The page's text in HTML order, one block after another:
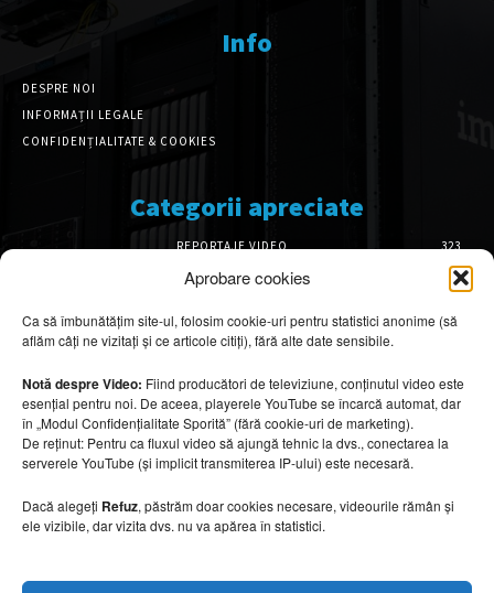
Aprobare cookies
Ca să îmbunătățim site-ul, folosim cookie-uri pentru statistici anonime (să
aflăm câți ne vizitați și ce articole citiți), fără alte date sensibile.
Notă despre Video: Fiind producători de televiziune, conținutul video este
esențial pentru noi. De aceea, playerele YouTube se încarcă automat, dar
în „Modul Confidențialitate Sporită” (fără cookie-uri de marketing).
De reținut: Pentru ca fluxul video să ajungă tehnic la dvs., conectarea la
serverele YouTube (și implicit transmiterea IP-ului) este necesară.
Dacă alegeți Refuz, păstrăm doar cookies necesare, videourile rămân și
ele vizibile, dar vizita dvs. nu va apărea în statistici.
Info
DESPRE NOI
INFORMAȚII LEGALE
CONFIDENȚIALITATE & COOKIES
Categorii apreciate
REPORTAJE VIDEO
323
AMENAJĂRI INTERIOARE
126
DESIGN INTERIOR
64
ARHITECTURĂ & DESIGN
OPINII & ANALIZE
43
Articole recomandate
Cele mai impresionante cabane moderne
7 august 2026